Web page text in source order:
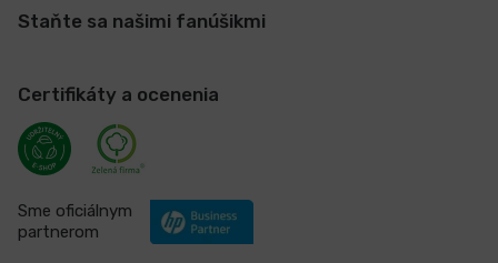
Staňte sa našimi fanúšikmi
Certifikáty a ocenenia
Sme oficiálnym
partnerom